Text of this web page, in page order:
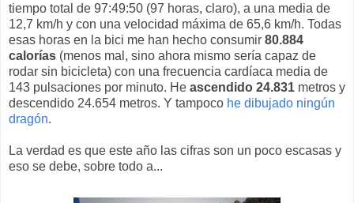
tiempo total de 97:49:50 (97 horas, claro), a una media de
12,7 km/h y con una velocidad máxima de 65,6 km/h. Todas
esas horas en la bici me han hecho consumir 80.884
calorías (menos mal, sino ahora mismo sería capaz de
rodar sin bicicleta) con una frecuencia cardíaca media de
143 pulsaciones por minuto. He ascendido 24.831 metros y
descendido 24.654 metros. Y tampoco he dibujado ningún
dragón.
La verdad es que este año las cifras son un poco escasas y
eso se debe, sobre todo a...